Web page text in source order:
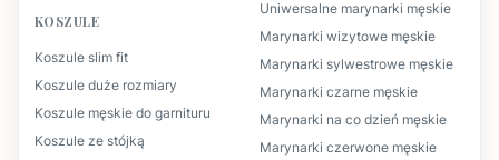
KOSZULE
Koszule slim fit
Koszule duże rozmiary
Koszule męskie do garnituru
Koszule ze stójką
Uniwersalne marynarki męskie
Marynarki wizytowe męskie
Marynarki sylwestrowe męskie
Marynarki czarne męskie
Marynarki na co dzień męskie
Marynarki czerwone męskie